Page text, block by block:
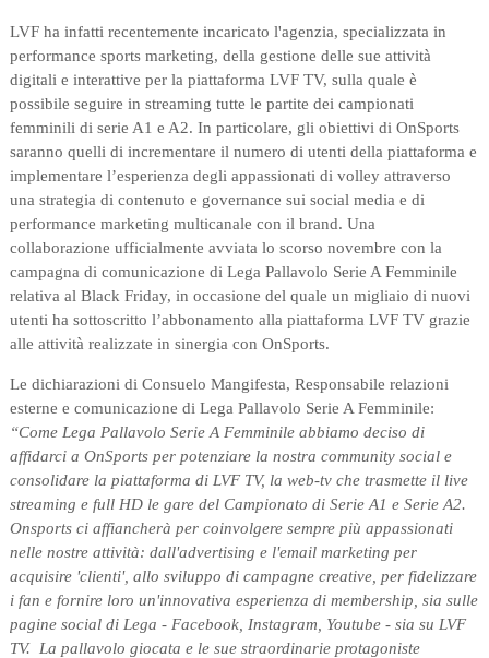
LVF ha infatti recentemente incaricato l'agenzia, specializzata in
performance sports marketing, della gestione delle sue attività
digitali e interattive per la piattaforma LVF TV, sulla quale è
possibile seguire in streaming tutte le partite dei campionati
femminili di serie A1 e A2. In particolare, gli obiettivi di OnSports
saranno quelli di incrementare il numero di utenti della piattaforma e
implementare l’esperienza degli appassionati di volley attraverso
una strategia di contenuto e governance sui social media e di
performance marketing multicanale con il brand. Una
collaborazione ufficialmente avviata lo scorso novembre con la
campagna di comunicazione di Lega Pallavolo Serie A Femminile
relativa al Black Friday, in occasione del quale un migliaio di nuovi
utenti ha sottoscritto l’abbonamento alla piattaforma LVF TV grazie
alle attività realizzate in sinergia con OnSports.
Le dichiarazioni di Consuelo Mangifesta, Responsabile relazioni
esterne e comunicazione di Lega Pallavolo Serie A Femminile:
“Come Lega Pallavolo Serie A Femminile abbiamo deciso di
affidarci a OnSports per potenziare la nostra community social e
consolidare la piattaforma di LVF TV, la web-tv che trasmette il live
streaming e full HD le gare del Campionato di Serie A1 e Serie A2.
Onsports ci affiancherà per coinvolgere sempre più appassionati
nelle nostre attività: dall'advertising e l'email marketing per
acquisire 'clienti', allo sviluppo di campagne creative, per fidelizzare
i fan e fornire loro un'innovativa esperienza di membership, sia sulle
pagine social di Lega - Facebook, Instagram, Youtube - sia su LVF
TV. La pallavolo giocata e le sue straordinarie protagoniste